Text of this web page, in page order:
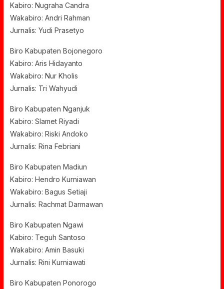
Kabiro: Nugraha Candra
Wakabiro: Andri Rahman
Jurnalis: Yudi Prasetyo
Biro Kabupaten Bojonegoro
Kabiro: Aris Hidayanto
Wakabiro: Nur Kholis
Jurnalis: Tri Wahyudi
Biro Kabupaten Nganjuk
Kabiro: Slamet Riyadi
Wakabiro: Riski Andoko
Jurnalis: Rina Febriani
Biro Kabupaten Madiun
Kabiro: Hendro Kurniawan
Wakabiro: Bagus Setiaji
Jurnalis: Rachmat Darmawan
Biro Kabupaten Ngawi
Kabiro: Teguh Santoso
Wakabiro: Amin Basuki
Jurnalis: Rini Kurniawati
Biro Kabupaten Ponorogo